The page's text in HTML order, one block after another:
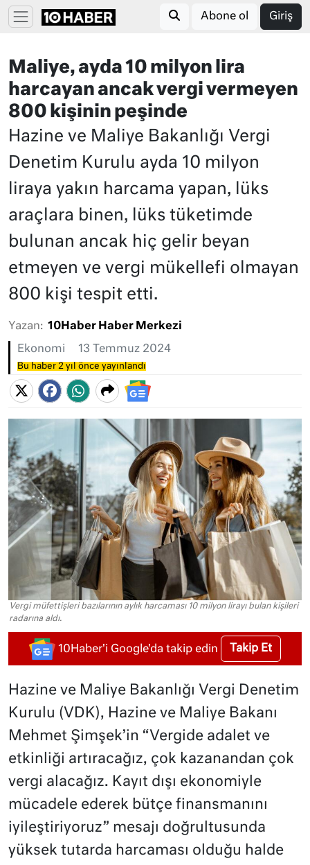
Abone ol Giriş
Maliye, ayda 10 milyon lira
harcayan ancak vergi vermeyen
800 kişinin peşinde
Hazine ve Maliye Bakanlığı Vergi
Denetim Kurulu ayda 10 milyon
liraya yakın harcama yapan, lüks
araçlara binen, lüks tüketimde
bulunan ancak hiç gelir beyan
etmeyen ve vergi mükellefi olmayan
800 kişi tespit etti.
Yazan: 10Haber Haber Merkezi
Ekonomi 13 Temmuz 2024
Bu haber 2 yıl önce yayınlandı
Vergi müfettişleri bazılarının aylık harcaması 10 milyon lirayı bulan kişileri
radarına aldı.
10Haber'i Google'da takip edin Takip Et
Hazine ve Maliye Bakanlığı Vergi Denetim
Kurulu (VDK), Hazine ve Maliye Bakanı
Mehmet Şimşek’in “Vergide adalet ve
etkinliği artıracağız, çok kazanandan çok
vergi alacağız. Kayıt dışı ekonomiyle
mücadele ederek bütçe finansmanını
iyileştiriyoruz” mesajı doğrultusunda
yüksek tutarda harcaması olduğu halde